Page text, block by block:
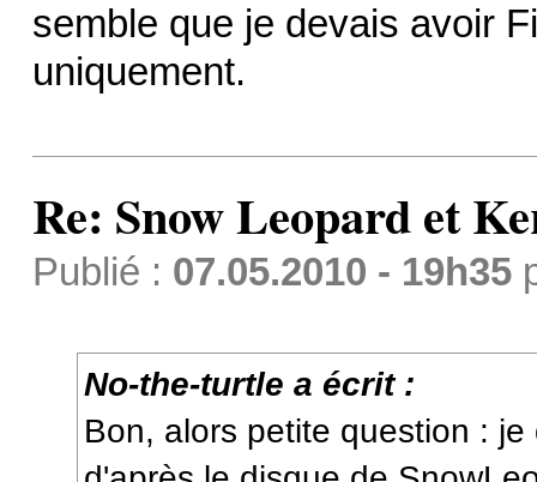
semble que je devais avoir
uniquement.
Re: Snow Leopard et
Publié : 07.05.2010 - 19h35
No-the-turtle a écrit :
Bon, alors petite question :